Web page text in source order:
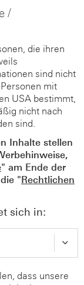
/
die ihren
sind nicht
mit
USA bestimmt,
nicht nach
sind.
Inhalte stellen
" am Ende der
"Rechtlichen
sich in:
dass unsere